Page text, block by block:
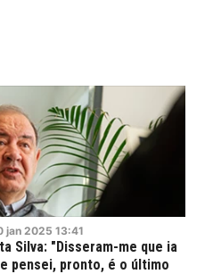
jan 2025 13:41
Silva: "Disseram-me que ia
pensei, pronto, é o último